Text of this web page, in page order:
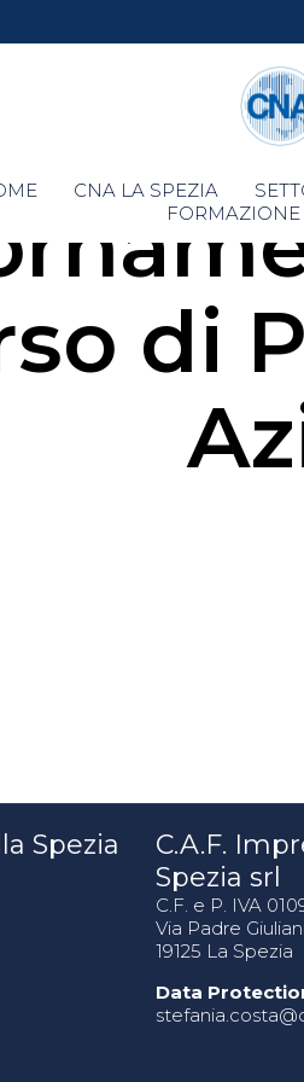
CNA LA SPEZIA
di
Spezia
C.A.F.
Spezia srl
C.F. e P. IVA
Via Padre
19125 La Spezia
Data